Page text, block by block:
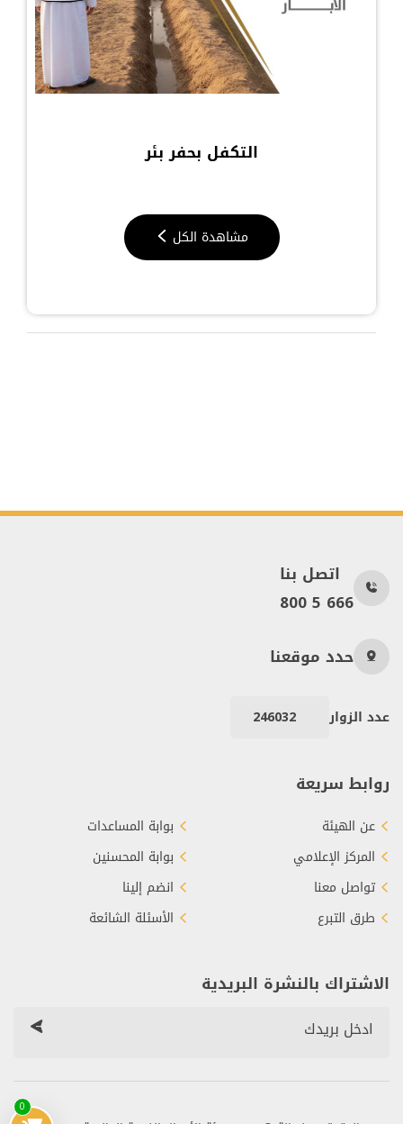
0
التكفل بحفر بئر
مشاهدة الكل
اتصل بنا
800 5 666
حدد موقعنا
عدد الزوار 246032
روابط سريعة
عن الهيئة
المركز الإعلامي
تواصل معنا
طرق التبرع
بوابة المساعدات
بوابة المحسنين
انضم إلينا
الأسئلة الشائعة
الاشتراك بالنشرة البريدية